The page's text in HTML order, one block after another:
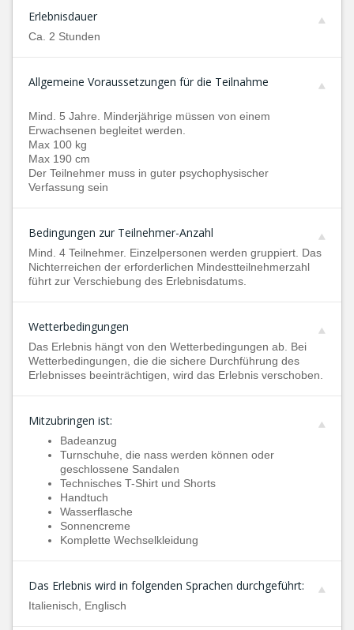
Erlebnisdauer
Ca. 2 Stunden
Allgemeine Voraussetzungen für die Teilnahme
Mind. 5 Jahre. Minderjährige müssen von einem
Erwachsenen begleitet werden.
Max 100 kg
Max 190 cm
Der Teilnehmer muss in guter psychophysischer
Verfassung sein
Bedingungen zur Teilnehmer-Anzahl
Mind. 4 Teilnehmer. Einzelpersonen werden gruppiert. Das
Nichterreichen der erforderlichen Mindestteilnehmerzahl
führt zur Verschiebung des Erlebnisdatums.
Wetterbedingungen
Das Erlebnis hängt von den Wetterbedingungen ab. Bei
Wetterbedingungen, die die sichere Durchführung des
Erlebnisses beeinträchtigen, wird das Erlebnis verschoben.
Mitzubringen ist:
Badeanzug
Turnschuhe, die nass werden können oder
geschlossene Sandalen
Technisches T-Shirt und Shorts
Handtuch
Wasserflasche
Sonnencreme
Komplette Wechselkleidung
Das Erlebnis wird in folgenden Sprachen durchgeführt:
Italienisch, Englisch